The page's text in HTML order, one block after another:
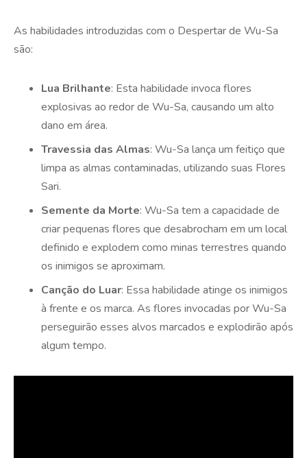
As habilidades introduzidas com o Despertar de Wu-Sa
são:
Lua Brilhante: Esta habilidade invoca flores
explosivas ao redor de Wu-Sa, causando um alto
dano em área.
Travessia das Almas: Wu-Sa lança um feitiço que
limpa as almas contaminadas, utilizando suas Flores
Sari.
Semente da Morte: Wu-Sa tem a capacidade de
criar pequenas flores que desabrocham em um local
definido e explodem como minas terrestres quando
os inimigos se aproximam.
Canção do Luar: Essa habilidade atinge os inimigos
à frente e os marca. As flores invocadas por Wu-Sa
perseguirão esses alvos marcados e explodirão após
algum tempo.